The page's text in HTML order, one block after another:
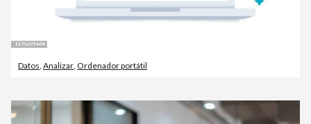
Datos Analizar Ordenador portátil